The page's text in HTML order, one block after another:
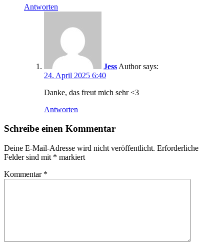
Antworten
Jess Author says:
24. April 2025 6:40
Danke, das freut mich sehr <3
Antworten
Schreibe einen Kommentar
Deine E-Mail-Adresse wird nicht veröffentlicht. Erforderliche
Felder sind mit * markiert
Kommentar *